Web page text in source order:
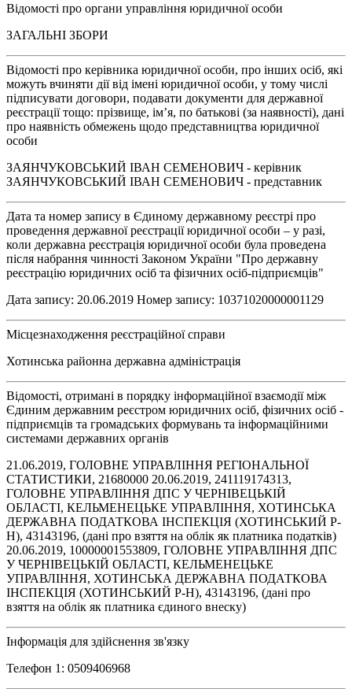
Відомості про органи управління юридичної особи
ЗАГАЛЬНІ ЗБОРИ
Відомості про керівника юридичної особи, про інших осіб, які
можуть вчиняти дії від імені юридичної особи, у тому числі
підписувати договори, подавати документи для державної
реєстрації тощо: прізвище, ім’я, по батькові (за наявності), дані
про наявність обмежень щодо представництва юридичної
особи
ЗАЯНЧУКОВСЬКИЙ ІВАН СЕМЕНОВИЧ - керівник
ЗАЯНЧУКОВСЬКИЙ ІВАН СЕМЕНОВИЧ - представник
Дата та номер запису в Єдиному державному реєстрі про
проведення державної реєстрації юридичної особи – у разі,
коли державна реєстрація юридичної особи була проведена
після набрання чинності Законом України "Про державну
реєстрацію юридичних осіб та фізичних осіб-підприємців"
Дата запису: 20.06.2019 Номер запису: 10371020000001129
Місцезнаходження реєстраційної справи
Хотинська районна державна адміністрація
Відомості, отримані в порядку інформаційної взаємодії між
Єдиним державним реєстром юридичних осіб, фізичних осіб -
підприємців та громадських формувань та інформаційними
системами державних органів
21.06.2019, ГОЛОВНЕ УПРАВЛІННЯ РЕГІОНАЛЬНОЇ
СТАТИСТИКИ, 21680000 20.06.2019, 241119174313,
ГОЛОВНЕ УПРАВЛІННЯ ДПС У ЧЕРНІВЕЦЬКІЙ
ОБЛАСТІ, КЕЛЬМЕНЕЦЬКЕ УПРАВЛІННЯ, ХОТИНСЬКА
ДЕРЖАВНА ПОДАТКОВА ІНСПЕКЦІЯ (ХОТИНСЬКИЙ Р-
Н), 43143196, (дані про взяття на облік як платника податків)
20.06.2019, 10000001553809, ГОЛОВНЕ УПРАВЛІННЯ ДПС
У ЧЕРНІВЕЦЬКІЙ ОБЛАСТІ, КЕЛЬМЕНЕЦЬКЕ
УПРАВЛІННЯ, ХОТИНСЬКА ДЕРЖАВНА ПОДАТКОВА
ІНСПЕКЦІЯ (ХОТИНСЬКИЙ Р-Н), 43143196, (дані про
взяття на облік як платника єдиного внеску)
Інформація для здійснення зв'язку
Телефон 1: 0509406968